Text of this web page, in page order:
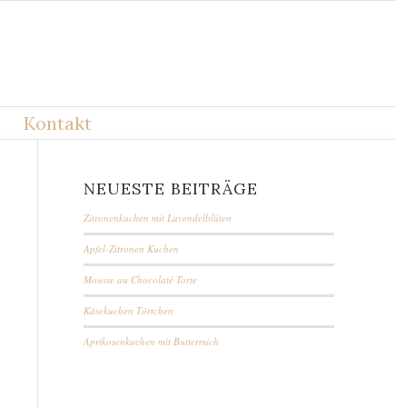
Kontakt
NEUESTE BEITRÄGE
Zitronenkuchen mit Lavendelblüten
Apfel-Zitronen Kuchen
Mousse au Chocolaté Torte
Käsekuchen Törtchen
Aprikosenkuchen mit Buttermich